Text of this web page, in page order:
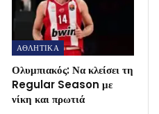
ΑΘΛΗΤΙΚΑ
Ολυμπιακός: Να κλείσει τη
Regular Season με
νίκη και πρωτιά